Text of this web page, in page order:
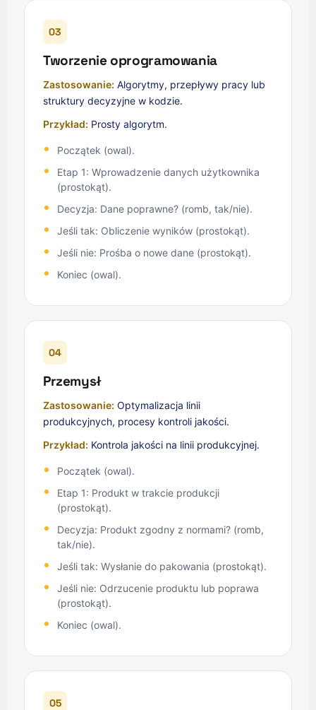
03
Tworzenie oprogramowania
Zastosowanie: Algorytmy, przepływy pracy lub
struktury decyzyjne w kodzie.
Przykład: Prosty algorytm.
Początek (owal).
Etap 1: Wprowadzenie danych użytkownika
(prostokąt).
Decyzja: Dane poprawne? (romb, tak/nie).
Jeśli tak: Obliczenie wyników (prostokąt).
Jeśli nie: Prośba o nowe dane (prostokąt).
Koniec (owal).
04
Przemysł
Zastosowanie: Optymalizacja linii
produkcyjnych, procesy kontroli jakości.
Przykład: Kontrola jakości na linii produkcyjnej.
Początek (owal).
Etap 1: Produkt w trakcie produkcji
(prostokąt).
Decyzja: Produkt zgodny z normami? (romb,
tak/nie).
Jeśli tak: Wysłanie do pakowania (prostokąt).
Jeśli nie: Odrzucenie produktu lub poprawa
(prostokąt).
Koniec (owal).
05